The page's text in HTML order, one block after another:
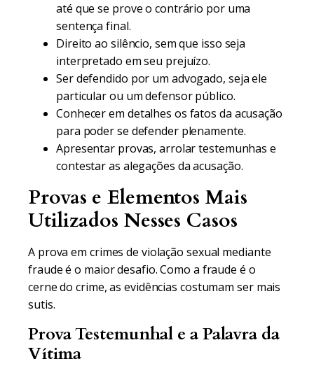
até que se prove o contrário por uma
sentença final.
Direito ao silêncio, sem que isso seja
interpretado em seu prejuízo.
Ser defendido por um advogado, seja ele
particular ou um defensor público.
Conhecer em detalhes os fatos da acusação
para poder se defender plenamente.
Apresentar provas, arrolar testemunhas e
contestar as alegações da acusação.
Provas e Elementos Mais
Utilizados Nesses Casos
A prova em crimes de violação sexual mediante
fraude é o maior desafio. Como a fraude é o
cerne do crime, as evidências costumam ser mais
sutis.
Prova Testemunhal e a Palavra da
Vítima